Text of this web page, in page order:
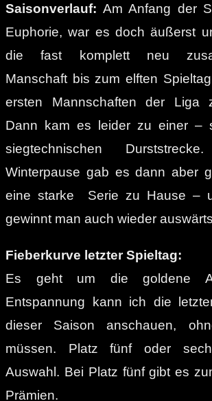
Saisonverlauf: Am Anfang der
Euphorie, war es doch äußerst
die fast komplett neu
Manschaft bis zum elften
ersten Mannschaften der Liga
Dann kam es leider zu einer –
siegtechnischen
Winterpause gab es dann aber
eine starke Serie zu Hause –
gewinnt man auch wieder
Fieberkurve letzter Spieltag:
Es geht um die goldene
Entspannung kann ich die
dieser Saison anschauen,
müssen. Platz fünf oder
Auswahl. Bei Platz fünf gibt es
Prämien.